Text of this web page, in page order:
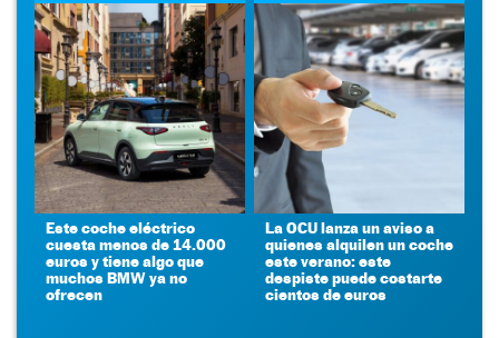
Este coche eléctrico
cuesta menos de 14.000
euros y tiene algo que
muchos BMW ya no
ofrecen
La OCU lanza un aviso a
quienes alquilen un coche
este verano: este
despiste puede costarte
cientos de euros